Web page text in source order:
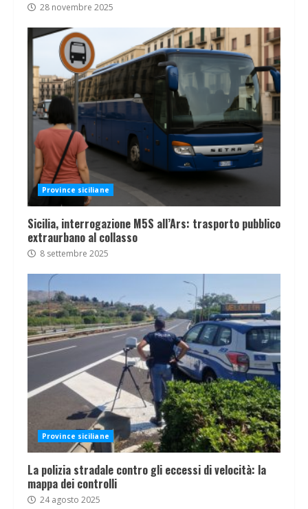
28 novembre 2025
Province siciliane
Sicilia, interrogazione M5S all’Ars: trasporto pubblico
extraurbano al collasso
8 settembre 2025
Province siciliane
La polizia stradale contro gli eccessi di velocità: la
mappa dei controlli
24 agosto 2025